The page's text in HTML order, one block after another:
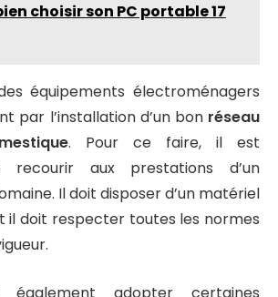
choisir son PC portable 17
équipements électroménagers
par l’installation d’un bon réseau
. Pour ce faire, il est
recourir aux prestations d’un
Il doit disposer d’un matériel
il doit respecter toutes les normes
également adopter certaines